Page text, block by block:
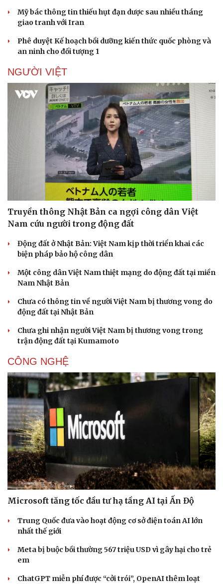
Mỹ bác thông tin thiếu hụt đạn dược sau nhiều tháng
giao tranh với Iran
Phê duyệt Kế hoạch bồi dưỡng kiến thức quốc phòng và
an ninh cho đối tượng 1
NGƯỜI VIỆT
Truyền thông Nhật Bản ca ngợi công dân Việt
Nam cứu người trong động đất
Động đất ở Nhật Bản: Việt Nam kịp thời triển khai các
biện pháp bảo hộ công dân
Một công dân Việt Nam thiệt mạng do động đất tại miền
Nam Nhật Bản
Chưa có thông tin về người Việt Nam bị thương vong do
động đất tại Nhật Bản
Chưa ghi nhận người Việt Nam bị thương vong trong
trận động đất tại Kumamoto
CÔNG NGHỆ
Microsoft tăng tốc đầu tư hạ tầng AI tại Ấn Độ
Trung Quốc đưa vào hoạt động cơ sở điện toán AI lớn
nhất thế giới
Meta bị buộc bồi thường 567 triệu USD vì gây hại cho trẻ
em
ChatGPT miễn phí được “cởi trói”, OpenAI thêm loạt